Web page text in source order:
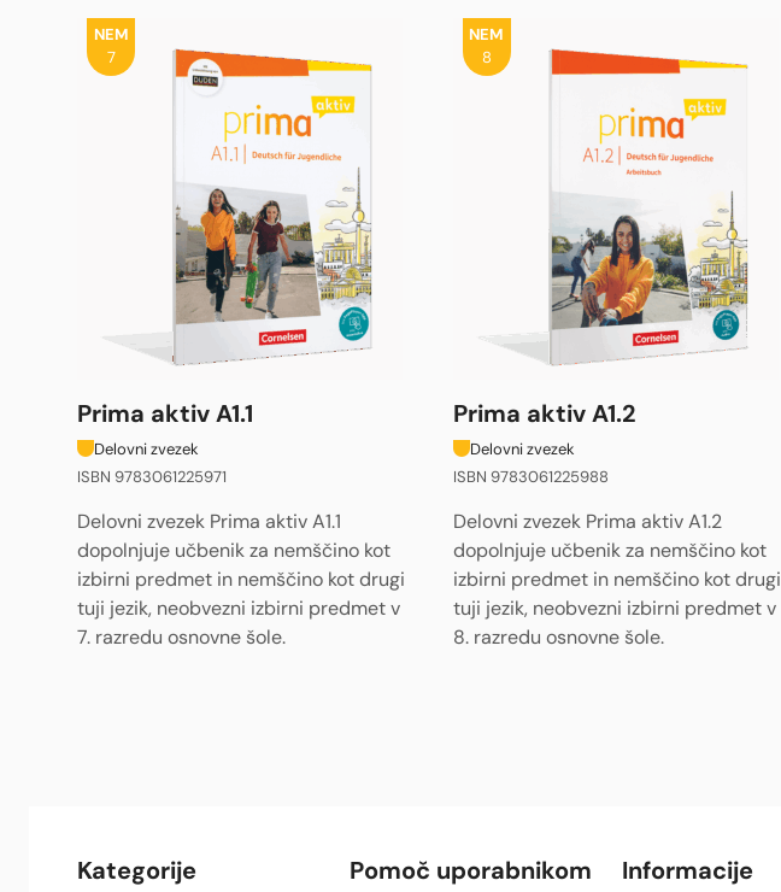
NEM
7
Prima aktiv A1.1
Delovni zvezek
ISBN 9783061225971
Delovni zvezek Prima aktiv A1.1
dopolnjuje učbenik za nemščino kot
izbirni predmet in nemščino kot drugi
tuji jezik, neobvezni izbirni predmet v
7. razredu osnovne šole.
NEM
8
Prima aktiv A1.2
Delovni zvezek
ISBN 9783061225988
Delovni zvezek Prima aktiv A1.2
dopolnjuje učbenik za nemščino kot
izbirni predmet in nemščino kot drugi
tuji jezik, neobvezni izbirni predmet v
8. razredu osnovne šole.
Kategorije Pomoč uporabnikom Informacije